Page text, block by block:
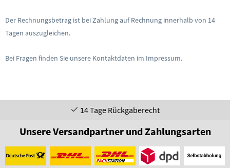
Der Rechnungsbetrag ist bei Zahlung auf Rechnung innerhalb von 14
Tagen auszugleichen.
Bei Fragen finden Sie unsere Kontaktdaten im Impressum.
14 Tage Rückgaberecht
Unsere Versandpartner und Zahlungsarten